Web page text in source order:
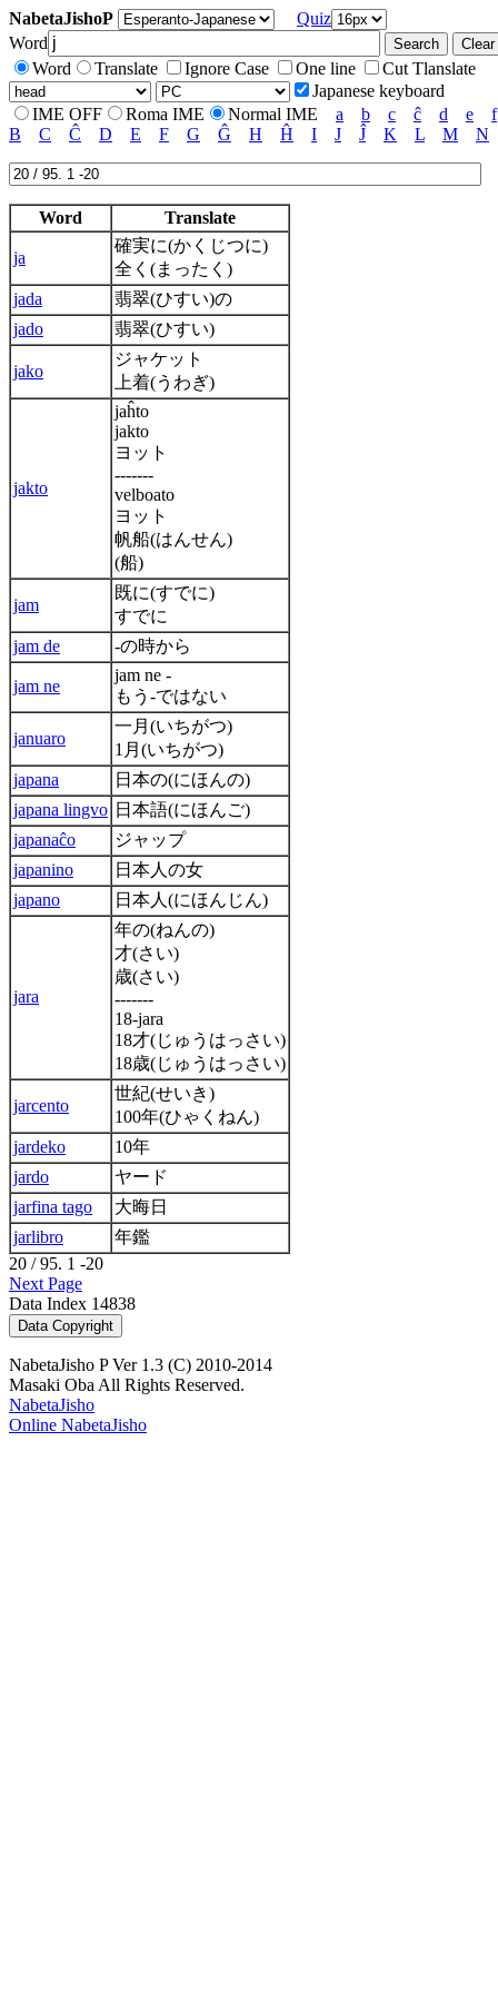
NabetaJishoP
Quiz
Word
Word
Translate Ignore Case One line
Cut Tlanslate
Japanese keyboard
IME OFF
Roma IME Normal IME a b c ĉ d e
f
B
C Ĉ D E F G Ĝ H Ĥ I J Ĵ K L M N
Word Translate
ja
確実に(かくじつに)
全く(まったく)
jada
翡翠(ひすい)の
jado
翡翠(ひすい)
jako
ジャケット
上着(うわぎ)
jakto
jaĥto
jakto
ヨット
-------
velboato
ヨット
帆船(はんせん)
(船)
jam
既に(すでに)
すでに
jam de
-の時から
jam ne
jam ne -
もう-ではない
januaro
一月(いちがつ)
1月(いちがつ)
japana
日本の(にほんの)
japana lingvo 日本語(にほんご)
japanaĉo
ジャップ
japanino
日本人の女
japano
日本人(にほんじん)
jara
年の(ねんの)
才(さい)
歳(さい)
-------
18-jara
18才(じゅうはっさい)
18歳(じゅうはっさい)
jarcento
世紀(せいき)
100年(ひゃくねん)
jardeko
10年
jardo
ヤード
jarfina tago
大晦日
jarlibro
年鑑
20 / 95. 1 -20
Next Page
Data Index 14838
NabetaJisho P Ver 1.3 (C) 2010-2014
Masaki Oba All Rights Reserved.
NabetaJisho
Online NabetaJisho